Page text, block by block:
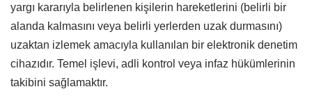
yargı kararıyla belirlenen kişilerin hareketlerini (belirli bir
alanda kalmasını veya belirli yerlerden uzak durmasını)
uzaktan izlemek amacıyla kullanılan bir elektronik denetim
cihazıdır. Temel işlevi, adli kontrol veya infaz hükümlerinin
takibini sağlamaktır.